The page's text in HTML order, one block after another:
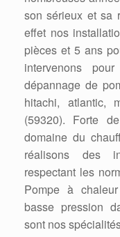
son sérieux et sa
effet nos
pièces et 5 ans
intervenons
dépannage de
hitachi, atlantic,
(59320). Forte
domaine du
réalisons des
respectant les
Pompe à
basse pression
sont nos